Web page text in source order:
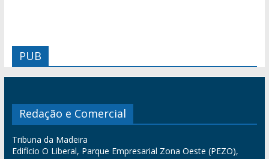
PUB
Redação e Comercial
Tribuna da Madeira
Edifício O Liberal, Parque Empresarial Zona Oeste (PEZO),